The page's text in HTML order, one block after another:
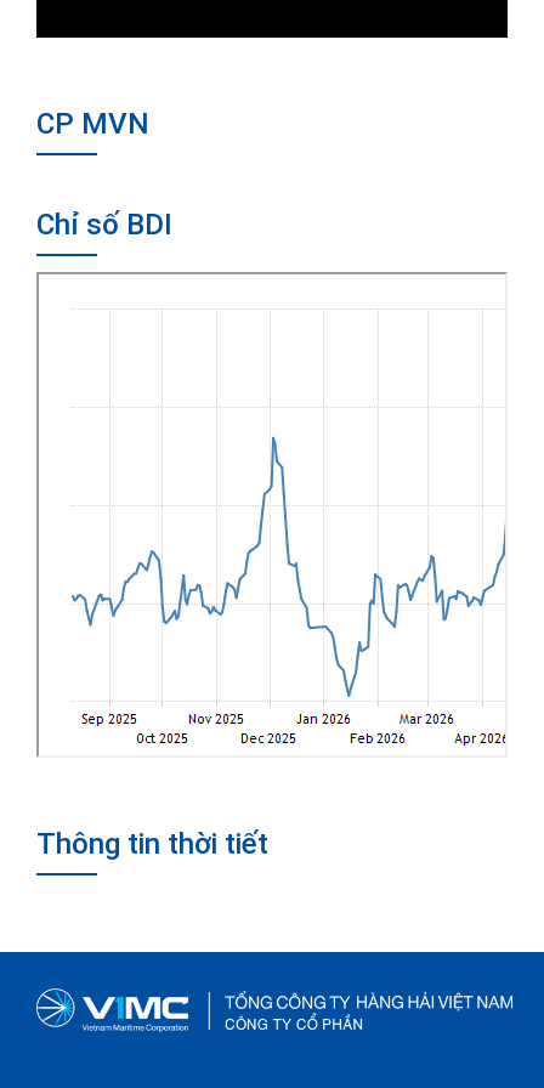
CP MVN
Chỉ số BDI
Thông tin thời tiết